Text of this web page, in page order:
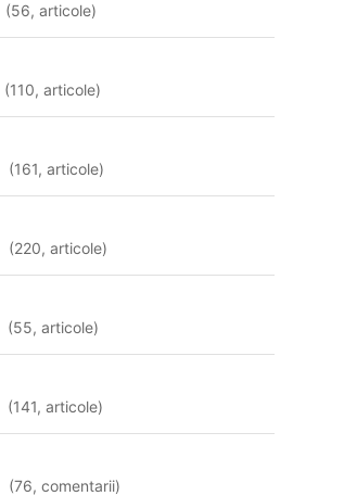
(56,articole)
(110,articole)
(161,articole)
(220,articole)
(55,articole)
(141,articole)
(76,comentarii)